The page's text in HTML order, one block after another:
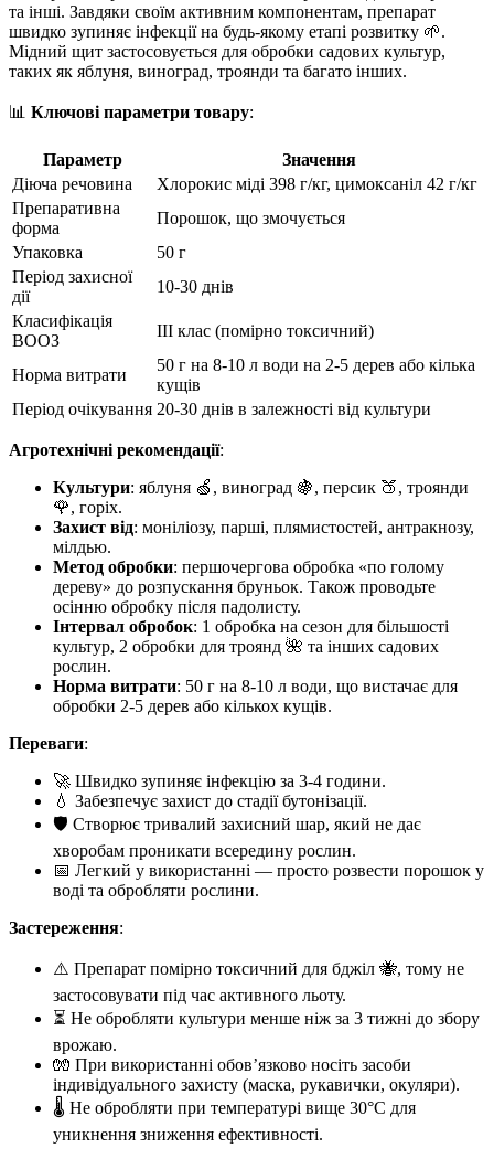
та інші. Завдяки своїм активним компонентам, препарат
швидко зупиняє інфекції на будь-якому етапі розвитку 🌱.
Мідний щит застосовується для обробки садових культур,
таких як яблуня, виноград, троянди та багато інших.
📊 Ключові параметри товару:
Параметр
Значення
Діюча речовина
Хлорокис міді 398 г/кг, цимоксаніл 42 г/кг
Препаративна
форма
Порошок, що змочується
Упаковка
50 г
Період захисної
дії
10-30 днів
Класифікація
ВООЗ
ІІІ клас (помірно токсичний)
Норма витрати
50 г на 8-10 л води на 2-5 дерев або кілька
кущів
Період очікування 20-30 днів в залежності від культури
Агротехнічні рекомендації:
Культури: яблуня 🍏, виноград 🍇, персик 🍑, троянди
🌹, горіх.
Захист від: моніліозу, парші, плямистостей, антракнозу,
мілдью.
Метод обробки: першочергова обробка «по голому
дереву» до розпускання бруньок. Також проводьте
осінню обробку після падолисту.
Інтервал обробок: 1 обробка на сезон для більшості
культур, 2 обробки для троянд 🌺 та інших садових
рослин.
Норма витрати: 50 г на 8-10 л води, що вистачає для
обробки 2-5 дерев або кількох кущів.
Переваги:
🚀 Швидко зупиняє інфекцію за 3-4 години.
💧 Забезпечує захист до стадії бутонізації.
🛡️ Створює тривалий захисний шар, який не дає
хворобам проникати всередину рослин.
📅 Легкий у використанні — просто розвести порошок у
воді та обробляти рослини.
Застереження:
⚠️ Препарат помірно токсичний для бджіл 🐝, тому не
застосовувати під час активного льоту.
⏳ Не обробляти культури менше ніж за 3 тижні до збору
врожаю.
🧤 При використанні обов’язково носіть засоби
індивідуального захисту (маска, рукавички, окуляри).
🌡️ Не обробляти при температурі вище 30°C для
уникнення зниження ефективності.